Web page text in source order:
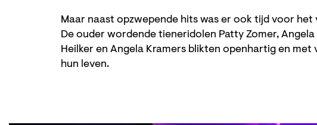
Maar naast opzwepende hits was er ook tijd voor
De ouder wordende tieneridolen Patty Zomer,
Heilker en Angela Kramers blikten openhartig en
hun leven.